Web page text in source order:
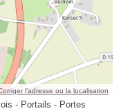
l’adresse ou la localisation
- Portails - Portes